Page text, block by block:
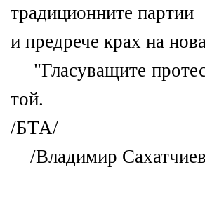
традиционните партии
и предрече крах на
"Гласуващите
той.
/БТА/
/Владимир